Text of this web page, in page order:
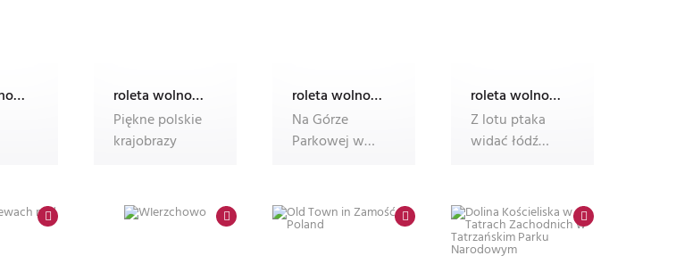
roleta wolnowisząca electro z nadrukiem
roleta wolnowisząca electro z nadrukiem
Piękne polskie
krajobrazy
roleta wolnowisząca electro z nadrukiem
Na Górze
Parkowej w
Kolorowe
krajob
roleta wolnowisząca electro z nadrukiem
Z lotu ptaka
widać łódź
czystych wo